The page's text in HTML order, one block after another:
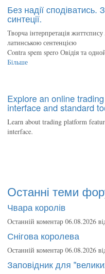
Без надії
синтеції.
Творча інтерпретація
латинською сентенцією
Contra spem spero Овідія та
Більше
Explore an online
interface and standard
Learn about trading platform
interface.
Останні теми
Чвара королів
Останній коментар 06.08.2026
Снігова королева
Останній коментар 06.08.2026
Заповідник для